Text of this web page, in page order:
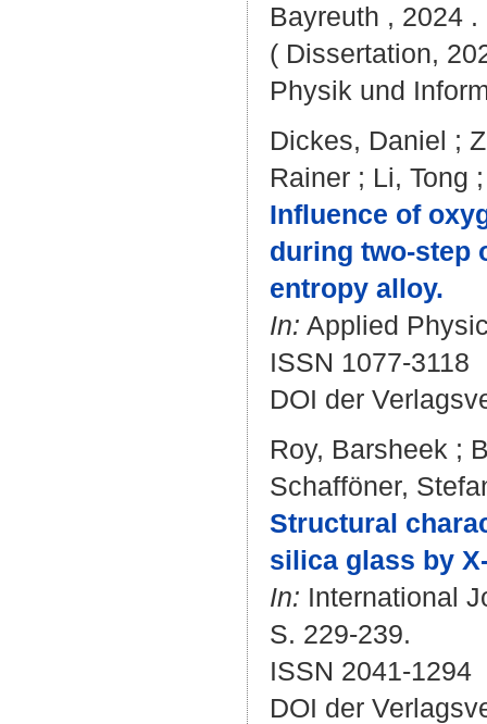
Bayreuth , 2024 .
( Dissertation,
Physik und
Dickes, Daniel ;
Rainer ; Li, Tong
Influence of
during two-step
entropy alloy.
In: Applied
ISSN 1077-3118
DOI der
Roy, Barsheek ;
Schafföner,
Structural
silica glass by
In: International
S. 229-239.
ISSN 2041-1294
DOI der